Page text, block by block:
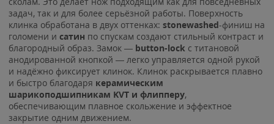
задач, так и для более серьёзной работы. Поверхность
клинка обработана в двух оттенках: stonewashed-финиш на
голомени и сатин по спускам создают стильный контраст и
благородный образ. Замок — button-lock с титановой
анодированной кнопкой — легко управляется одной рукой
и надёжно фиксирует клинок. Клинок раскрывается плавно
и быстро благодаря керамическим
шарикоподшипникам KVT и флипперу,
обеспечивающим плавное скольжение и эффектное
закрытие одним движением.